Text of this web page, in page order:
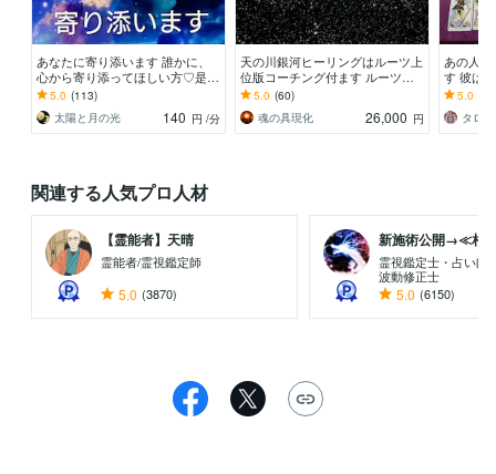
あなたに寄り添います 誰かに、
心から寄り添ってほしい方♡是非
お電話下さい♡
5.0 (113)
太陽と月の光
140 円 /分
天の川銀河ヒーリングはルーツ上
位版コーチング付ます ルーツヒ
ーリングの2倍以上の効果！気づ
きや現実好転の量が違う
5.0 (60)
魂の具現化
26,000 円
あの人
す 彼は
るの？
5.0
タロ
関連する人気プロ人材
【霊能者】天晴
霊能者/霊視鑑定師
5.0 (3870)
新施術公開→≪相
霊視鑑定士・占い師
波動修正士
5.0 (6150)